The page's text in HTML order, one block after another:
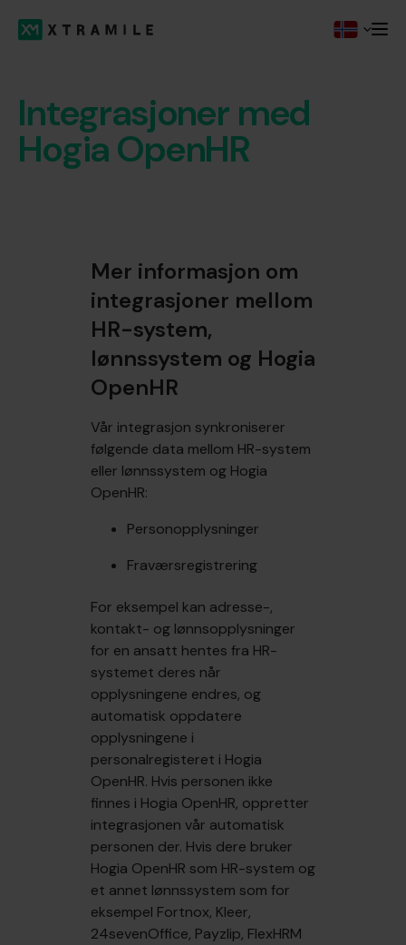
Integrasjoner med
Hogia OpenHR
Mer informasjon om
integrasjoner mellom
HR-system,
lønnssystem og Hogia
OpenHR
Vår integrasjon synkroniserer
følgende data mellom HR-system
eller lønnssystem og Hogia
OpenHR:
Personopplysninger
Fraværsregistrering
For eksempel kan adresse-,
kontakt- og lønnsopplysninger
for en ansatt hentes fra HR-
systemet deres når
opplysningene endres, og
automatisk oppdatere
opplysningene i
personalregisteret i Hogia
OpenHR. Hvis personen ikke
finnes i Hogia OpenHR, oppretter
integrasjonen vår automatisk
personen der. Hvis dere bruker
Hogia OpenHR som HR-system og
et annet lønnssystem som for
eksempel Fortnox, Kleer,
24sevenOffice, Payzlip, FlexHRM